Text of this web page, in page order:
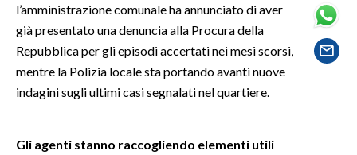
SARDEGNA TURISMO
SARDI NEL MONDO
EVENTI
l’amministrazione comunale ha annunciato di aver
già presentato una denuncia alla Procura della
Repubblica per gli episodi accertati nei mesi scorsi,
mentre la Polizia locale sta portando avanti nuove
indagini sugli ultimi casi segnalati nel quartiere.
Gli agenti stanno raccogliendo elementi utili